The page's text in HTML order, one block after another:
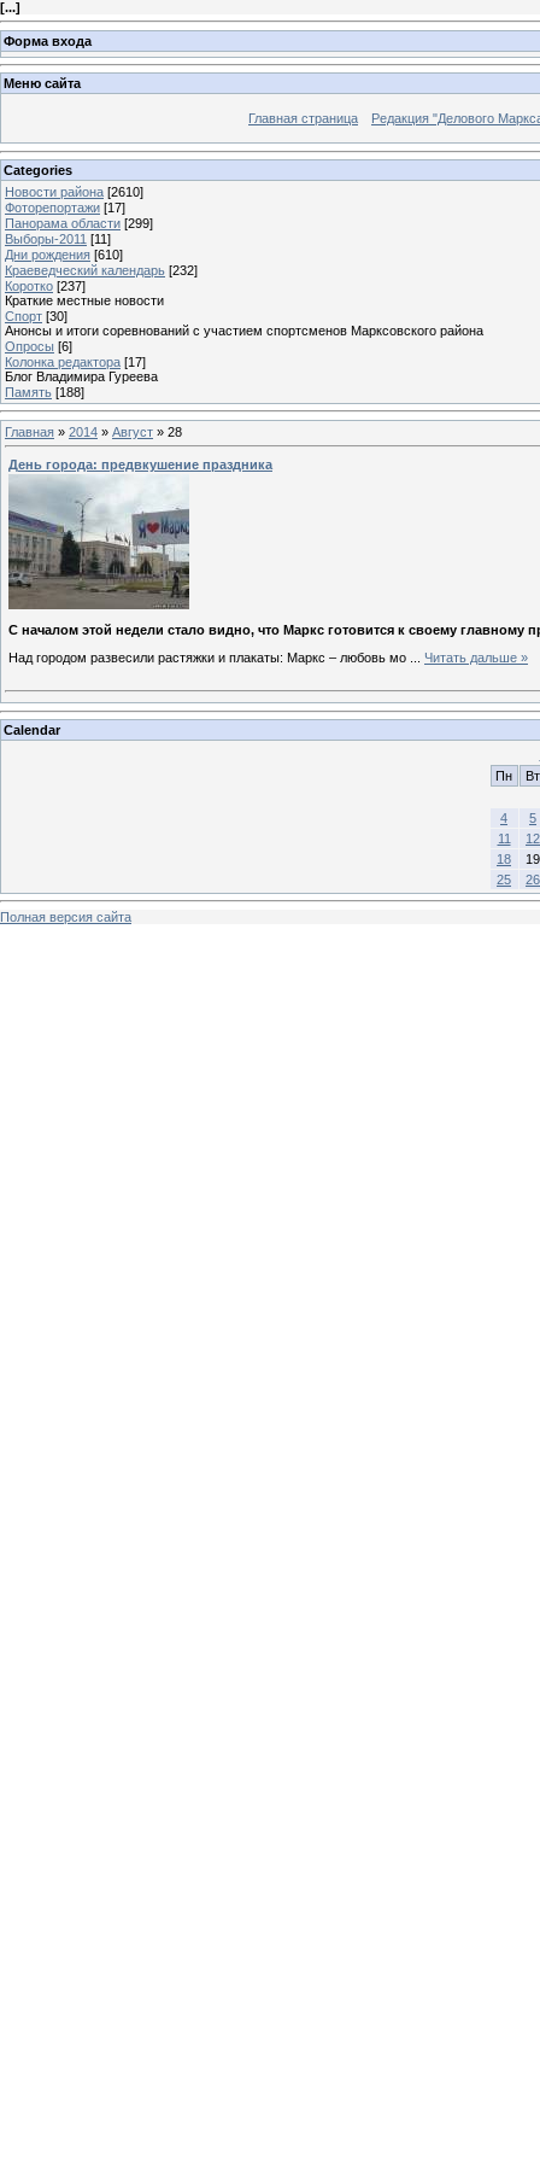
[...]
Форма входа
Меню сайта
Главная страница Редакция "Делового
Categories
Новости района [2610]
Фоторепортажи [17]
Панорама области [299]
Выборы-2011 [11]
Дни рождения [610]
Краеведческий календарь [232]
Коротко [237]
Краткие местные новости
Спорт [30]
Анонсы и итоги соревнований с участием спортсменов Марксовского района
Опросы [6]
Колонка редактора [17]
Блог Владимира Гуреева
Память [188]
Главная » 2014 » Август » 28
День города: предвкушение праздника
С началом этой недели стало видно, что Маркс готовится к своему главному
Над городом развесили растяжки и плакаты: Маркс – любовь мо
Читать дальше »
Calendar
Пн
Вт
4
5
11
12
18
19
25
26
Полная версия сайта